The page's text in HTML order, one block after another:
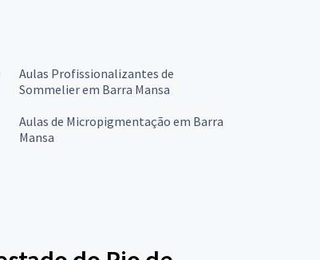
Aulas Profissionalizantes de
Sommelier em Barra Mansa
Aulas de Micropigmentação em Barra
Mansa